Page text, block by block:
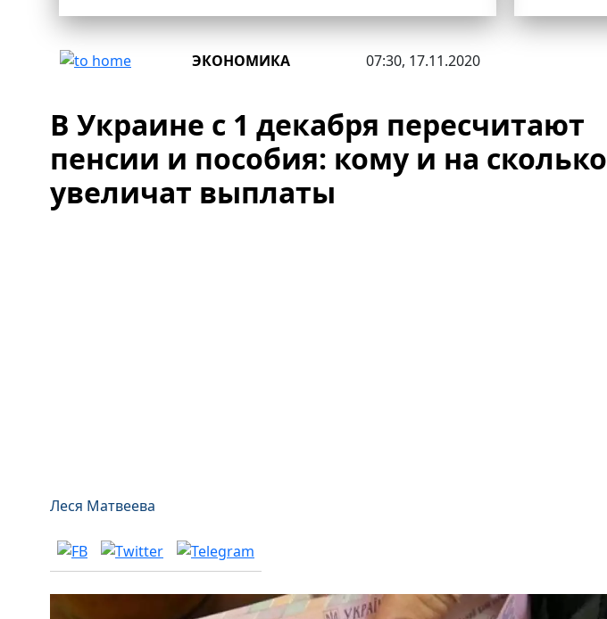
ЭКОНОМИКА 07:30, 17.11.2020
В Украине с 1 декабря пересчитают
пенсии и пособия: кому и на сколько
увеличат выплаты
Леся Матвеева